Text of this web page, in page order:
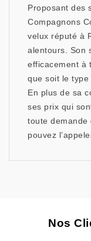
Proposant des
Compagnons
velux réputé à
alentours. Son
efficacement à
que soit le type
En plus de sa
ses prix qui
toute demande
pouvez
Nos